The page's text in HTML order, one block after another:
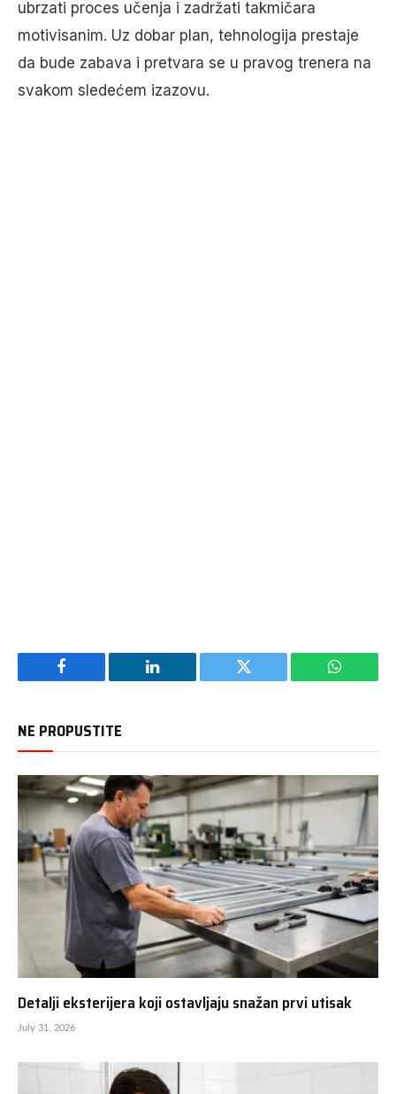
ubrzati proces učenja i zadržati takmičara
motivisanim. Uz dobar plan, tehnologija prestaje
da bude zabava i pretvara se u pravog trenera na
svakom sledećem izazovu.
Facebook LinkedIn Twitter
NE PROPUSTITE
Detalji eksterijera koji ostavljaju snažan prvi utisak
July 31, 2026